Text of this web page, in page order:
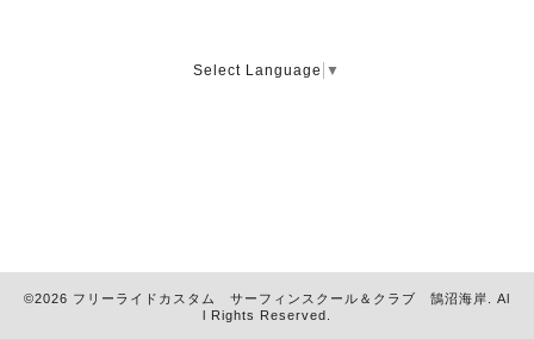
Select Language ▼
©2026 フリーライドカスタム サーフィンスクール＆クラブ 鵠沼海岸 . Al
l Rights Reserved.